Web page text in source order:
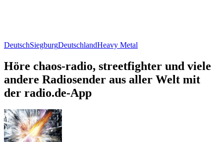
DeutschSiegburgDeutschlandHeavy Metal
Höre chaos-radio, streetfighter und viele
andere Radiosender aus aller Welt mit
der radio.de-App